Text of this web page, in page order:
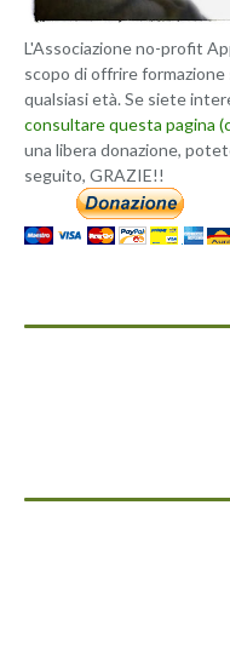
L'Associazione no-profit
scopo di offrire
qualsiasi età. Se siete
consultare questa pagina
una libera donazione,
seguito, GRAZIE!!